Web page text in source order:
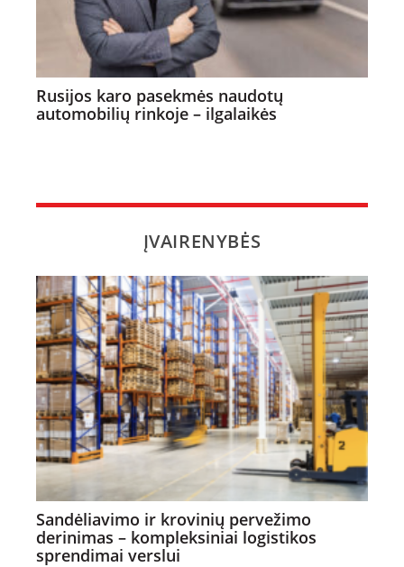
Rusijos karo pasekmės naudotų
automobilių rinkoje – ilgalaikės
ĮVAIRENYBĖS
Sandėliavimo ir krovinių pervežimo
derinimas – kompleksiniai logistikos
sprendimai verslui